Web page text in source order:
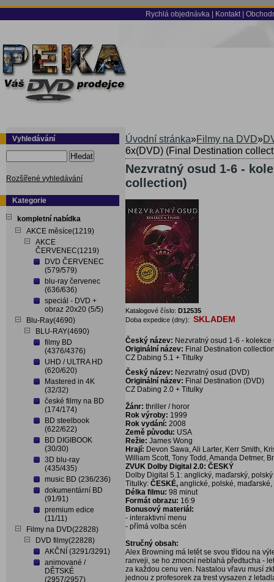
Rychlá objednávka Kontakt
Vyhledávání
Hledat
Rozšířené vyhledávání
Kategorie
kompletní nabídka
AKCE měsíce(1219)
AKCE
ČERVENEC(1219)
DVD ČERVENEC
(579/579)
blu-ray červenec
(636/636)
speciál - DVD +
obraz 20x20 (5/5)
Blu-Ray(4690)
BLU-RAY(4690)
filmy BD
(4376/4376)
UHD / ULTRA HD
(620/620)
Mastered in 4K
(32/32)
české filmy na BD
(174/174)
BD steelbook
(622/622)
BD DIGIBOOK
(30/30)
3D blu-ray
(435/435)
music BD (236/236)
dokumentární BD
(91/91)
premium edice
(11/11)
Filmy na DVD(22828)
DVD filmy(22828)
AKČNÍ (3291/3291)
animované /
DĚTSKÉ
(2957/2957)
Úvodní stránka»Filmy na DVD»
6x(DVD) (Final Destination
Nezvratný osud 1-6 -
collection)
Katalogové číslo: D12535
Doba expedice (dny): SKLADEM
Český název: Nezvratný osud 1-6 - kolekce
Originální název: Final Destination
CZ Dabing 5.1 + Titulky
Český název: Nezvratný osud (DVD)
Originální název: Final Destination (DVD)
CZ Dabing 2.0 + Titulky
Žánr: thriller / horor
Rok výroby: 1999
Rok vydání: 2008
Země původu: USA
Režie: James Wong
Hrají: Devon Sawa, Ali Larter, Kerr Smith,
William Scott, Tony Todd, Amanda Detmer,
ZVUK Dolby Digital 2.0: ČESKÝ
Dolby Digital 5.1: anglický, maďarský, polský
Titulky: ČESKÉ, anglické, polské, maďarské,
Délka filmu: 98 minut
Formát obrazu: 16:9
Bonusový materiál:
- interaktivní menu
- přímá volba scén
Stručný obsah:
Alex Browning má letět se svou třídou na
ranveji, se ho zmocní neblahá předtucha -
za každou cenu ven. Nastalou vřavu musí
jednou z profesorek za trest vysazen z